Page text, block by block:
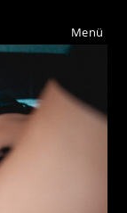
Menü